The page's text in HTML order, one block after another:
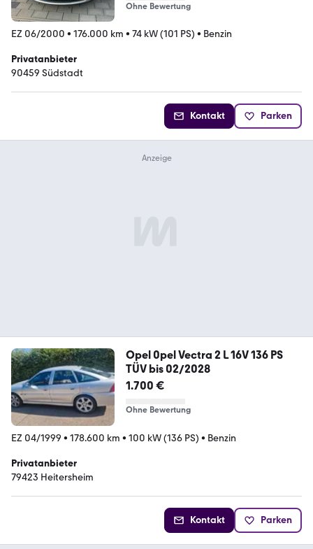
Ohne Bewertung
EZ 06/2000 • 176.000 km • 74 kW (101 PS) • Benzin
Privatanbieter
90459 Südstadt
Kontakt Parken
Opel 0pel Vectra 2 L 16V 136 PS
TÜV bis 02/2028
1.700 €
Ohne Bewertung
EZ 04/1999 • 178.600 km • 100 kW (136 PS) • Benzin
Privatanbieter
79423 Heitersheim
Kontakt Parken